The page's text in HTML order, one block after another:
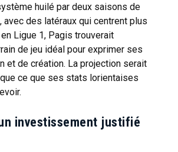
huilé par deux saisons de
avec des latéraux qui centrent plus
en Ligue 1, Pagis trouverait
de jeu idéal pour exprimer ses
et de création. La projection serait
ce que ses stats lorientaises
investissement justifié